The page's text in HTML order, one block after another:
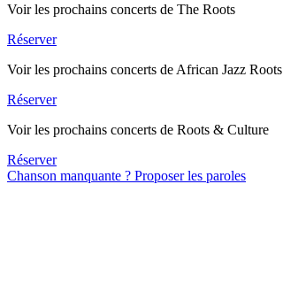
Voir les prochains concerts de The Roots
Réserver
Voir les prochains concerts de African Jazz Roots
Réserver
Voir les prochains concerts de Roots & Culture
Réserver
Chanson manquante ? Proposer les paroles